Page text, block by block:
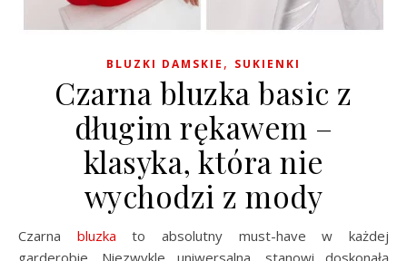
BLUZKI DAMSKIE , SUKIENKI
Czarna bluzka basic z
długim rękawem –
klasyka, która nie
wychodzi z mody
Czarna bluzka to absolutny must-have w każdej
garderobie. Niezwykle uniwersalna, stanowi doskonałą